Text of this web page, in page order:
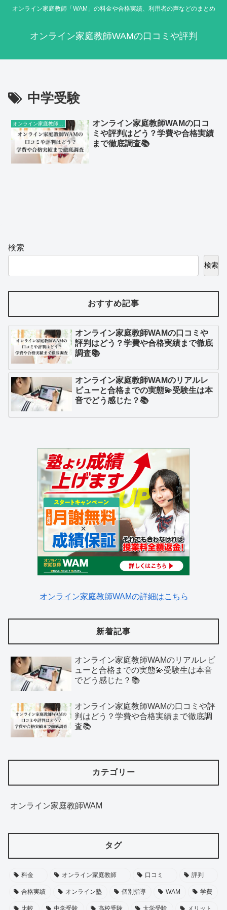
オンライン家庭教師「WAM」の料金や合格実績、利用者の声などのまとめ
オンライン家庭教師WAMの口コミや評判
中学受験
オンライン家庭教師WAMの口コ
ミや評判はどう？学費や合格実績
まで徹底調査📚
検索
検索
おすすめ記事
オンライン家庭教師WAMの口コミや
評判はどう？学費や合格実績まで徹底
調査📚
オンライン家庭教師WAMのリアルレ
ビューと合格までの実態💫受験生は本
音でどう感じた？📚
オンライン家庭教師WAMの詳細はこちら
新着記事
オンライン家庭教師WAMのリアルレビ
ューと合格までの実態💫受験生は本音
でどう感じた？📚
オンライン家庭教師WAMの口コミや評
判はどう？学費や合格実績まで徹底調
査📚
カテゴリー
オンライン家庭教師WAM
タグ
料金 オンライン家庭教師 口コミ 評判
合格実績 オンライン塾 個別指導 WAM 学費
比較 中学受験 高校受験 大学受験 メリット